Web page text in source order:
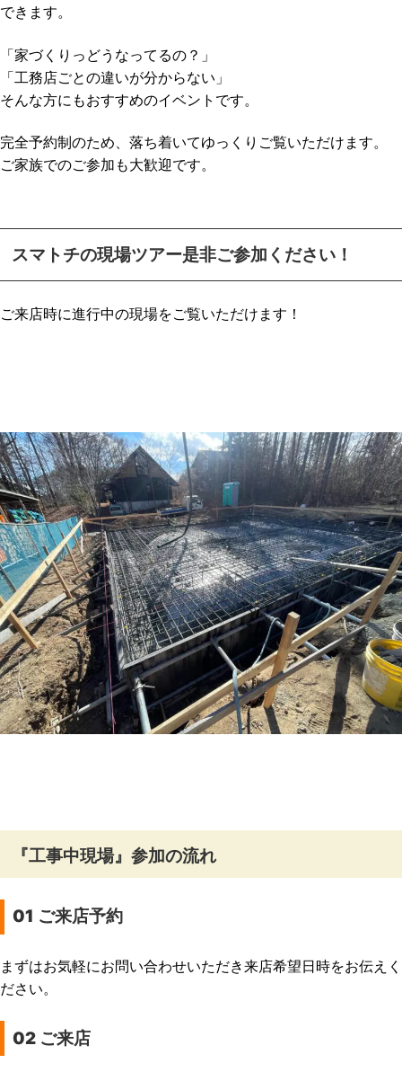
できます。
「家づくりっどうなってるの？」
「工務店ごとの違いが分からない」
そんな方にもおすすめのイベントです。
完全予約制のため、落ち着いてゆっくりご覧いただけます。
ご家族でのご参加も大歓迎です。
スマトチの現場ツアー是非ご参加ください！
ご来店時に進行中の現場をご覧いただけます！
『工事中現場』参加の流れ
01 ご来店予約
まずはお気軽にお問い合わせいただき来店希望日時をお伝えく
ださい。
02ご来店